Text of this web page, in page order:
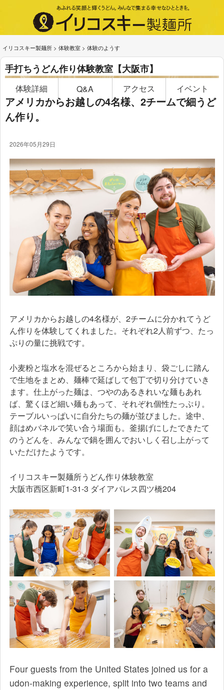
イリコスキー製麺所 > 体験教室 > 体験のようす
手打ちうどん作り体験教室【大阪市】
体験詳細 Q&A アクセス イベント
アメリカからお越しの4名様、2チームで細うど
ん作り。
2026年05月29日
アメリカからお越しの4名様が、2チームに分かれてうど
ん作りを体験してくれました。それぞれ2人前ずつ、たっ
ぷりの量に挑戦です。
小麦粉と塩水を混ぜるところから始まり、袋ごしに踏ん
で生地をまとめ、麺棒で延ばして包丁で切り分けていき
ます。仕上がった麺は、つやのあるきれいな麺もあれ
ば、驚くほど細い麺もあって、それぞれ個性たっぷり。
テーブルいっぱいに自分たちの麺が並びました。途中、
顔はめパネルで笑い合う場面も。釜揚げにしたできたて
のうどんを、みんなで鍋を囲んでおいしく召し上がって
いただけたようです。
イリコスキー製麺所うどん作り体験教室
大阪市西区新町1-31-3 ダイアパレス四ツ橋204
Four guests from the United States joined us for a
udon-making experience, split into two teams and